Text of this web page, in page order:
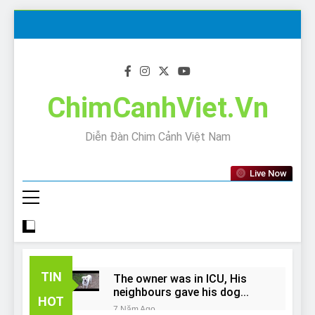
ChimCanhViet.Vn
Diễn Đàn Chim Cảnh Việt Nam
Live Now
TIN
HOT
The owner was in ICU, His
neighbours gave his dog
away!
7 Năm Ago